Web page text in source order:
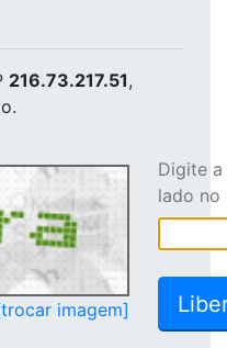
216.73.217.51,
imagem]
Digite
lado no